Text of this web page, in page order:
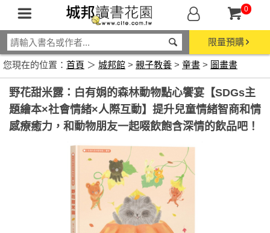
0
限量預購
您現在的位置： 首頁 ＞ 城邦館 > 親子教養 > 童書 > 圖畫書
野花甜米露：白有娟的森林動物點心饗宴【SDGs主
題繪本×社會情緒×人際互動】提升兒童情緒智商和情
感療癒力，和動物朋友一起啜飲飽含深情的飲品吧！